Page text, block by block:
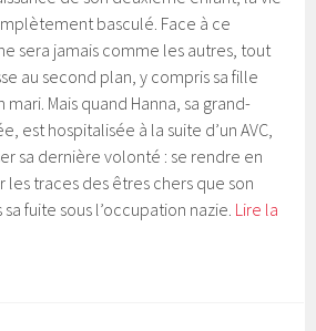
basculé. Face à ce
sera jamais comme les autres, tout
au second plan, y compris sa fille
mari. Mais quand Hanna, sa grand-
est hospitalisée à la suite d’un AVC,
sa dernière volonté : se rendre en
traces des êtres chers que son
fuite sous l’occupation nazie. Lire la